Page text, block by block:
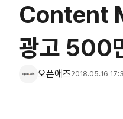
Content
광고 500
오픈애즈2018.05.16